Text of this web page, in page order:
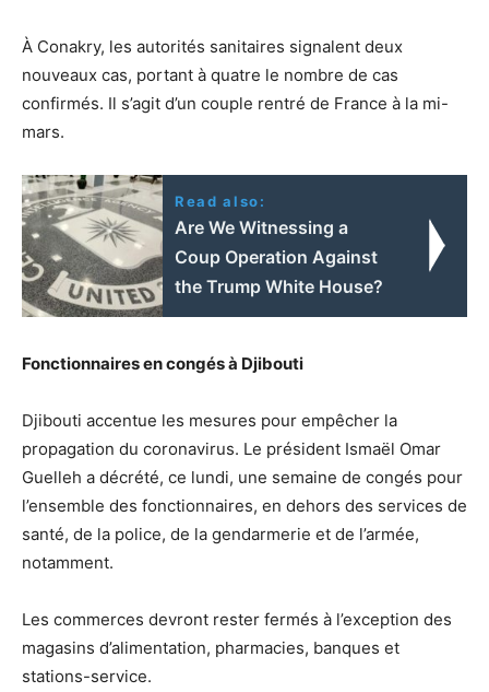
À Conakry, les autorités sanitaires signalent deux
nouveaux cas, portant à quatre le nombre de cas
confirmés. Il s’agit d’un couple rentré de France à la mi-
mars.
Read also:
Are We Witnessing a
Coup Operation Against
the Trump White House?
Fonctionnaires en congés à Djibouti
Djibouti accentue les mesures pour empêcher la
propagation du coronavirus. Le président Ismaël Omar
Guelleh a décrété, ce lundi, une semaine de congés pour
l’ensemble des fonctionnaires, en dehors des services de
santé, de la police, de la gendarmerie et de l’armée,
notamment.
Les commerces devront rester fermés à l’exception des
magasins d’alimentation, pharmacies, banques et
stations-service.